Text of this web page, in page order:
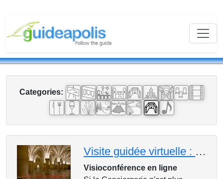
Categories:
Visite guidée virtuelle : la Conciergerie en visioconférence
Visioconférence en ligne